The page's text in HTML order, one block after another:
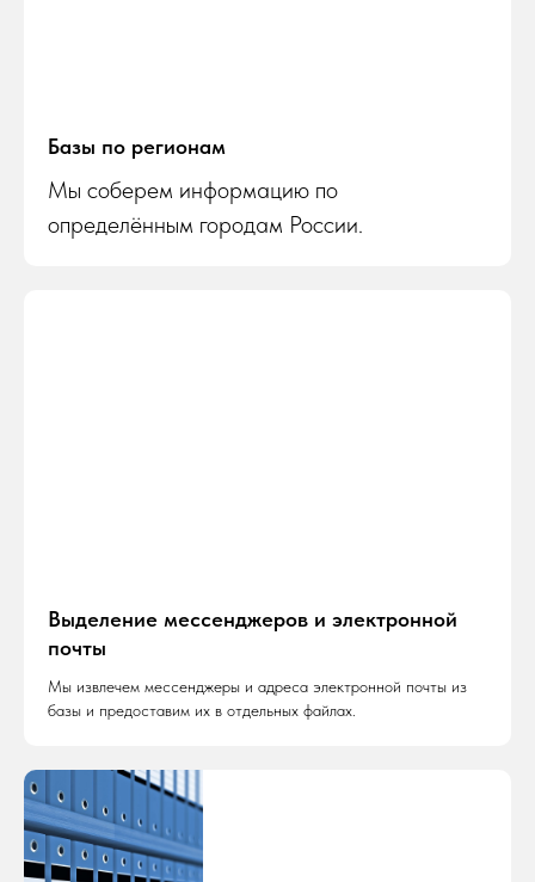
Базы по регионам
Мы соберем информацию по
определённым городам России.
Выделение мессенджеров и электронной
почты
Мы извлечем мессенджеры и адреса электронной почты из
базы и предоставим их в отдельных файлах.